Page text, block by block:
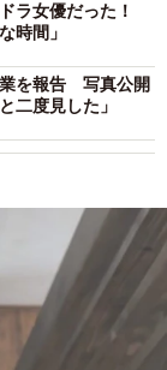
ラ女優だった！
時間」
を報告 写真公開
二度見した」